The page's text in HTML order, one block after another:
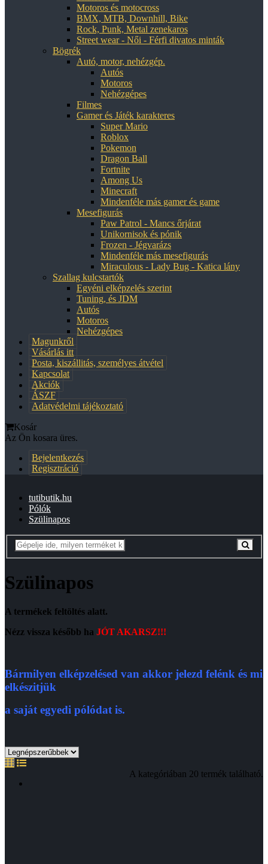
Motoros és motocross
BMX, MTB, Downhill, Bike
Rock, Punk, Metal zenekaros
Street wear - Női - Férfi divatos minták
Bögrék
Autó, motor, nehézgép.
Autós
Motoros
Nehézgépes
Filmes
Gamer és Játék karakteres
Super Mario
Roblox
Pokemon
Dragon Ball
Fortnite
Among Us
Minecraft
Mindenféle más gamer és game
Mesefigurás
Paw Patrol - Mancs őrjárat
Unikornisok és pónik
Frozen - Jégvarázs
Mindenféle más mesefigurás
Miraculous - Lady Bug - Katica lány
Szallag kulcstartók
Egyéni elképzelés szerint
Tuning, és JDM
Autós
Motoros
Nehézgépes
Magunkről
Vásárlás itt
Posta, kiszállitás, személyes átvétel
Kapcsolat
Akciók
ÁSZF
Adatvédelmi tájékoztató
Kosár
Az Ön kosara üres.
Bejelentkezés
Regisztráció
tutibutik.hu
Pólók
Szülinapos
Szülinapos
A termékek feltöltés alatt.
Nézz vissza később ha JÓT AKARSZ!!!
Bármilyen elképzelésed van akkor jelezd felénk és mi
elkészitjük
a saját egyedi pólódat is.
A kategóriában 20 termék található.